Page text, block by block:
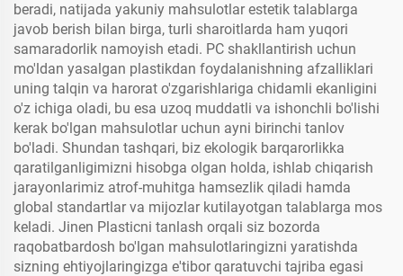
beradi, natijada yakuniy mahsulotlar estetik talablarga
javob berish bilan birga, turli sharoitlarda ham yuqori
samaradorlik namoyish etadi. PC shakllantirish uchun
mo'ldan yasalgan plastikdan foydalanishning afzalliklari
uning talqin va harorat o'zgarishlariga chidamli ekanligini
o'z ichiga oladi, bu esa uzoq muddatli va ishonchli bo'lishi
kerak bo'lgan mahsulotlar uchun ayni birinchi tanlov
bo'ladi. Shundan tashqari, biz ekologik barqarorlikka
qaratilganligimizni hisobga olgan holda, ishlab chiqarish
jarayonlarimiz atrof-muhitga hamsezlik qiladi hamda
global standartlar va mijozlar kutilayotgan talablarga mos
keladi. Jinen Plasticni tanlash orqali siz bozorda
raqobatbardosh bo'lgan mahsulotlaringizni yaratishda
sizning ehtiyojlaringizga e'tibor qaratuvchi tajriba egasi